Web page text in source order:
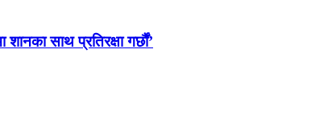
साथ प्रतिरक्षा गर्छौं’